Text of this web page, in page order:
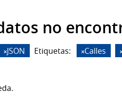
no
JSON Etiquetas: Calles